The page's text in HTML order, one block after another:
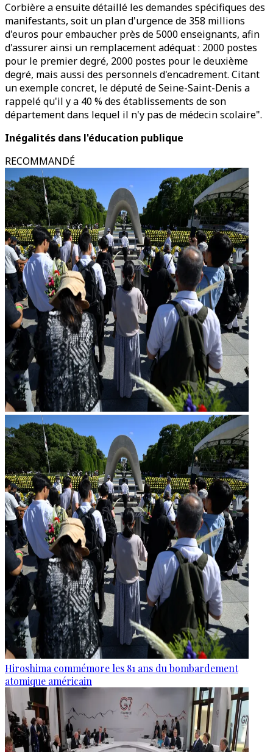
Corbière a ensuite détaillé les demandes spécifiques des
manifestants, soit un plan d'urgence de 358 millions
d'euros pour embaucher près de 5000 enseignants, afin
d'assurer ainsi un remplacement adéquat : 2000 postes
pour le premier degré, 2000 postes pour le deuxième
degré, mais aussi des personnels d'encadrement. Citant
un exemple concret, le député de Seine-Saint-Denis a
rappelé qu'il y a 40 % des établissements de son
département dans lequel il n'y pas de médecin scolaire".
Inégalités dans l'éducation publique
RECOMMANDÉ
Hiroshima commémore les 81 ans du bombardement
atomique américain